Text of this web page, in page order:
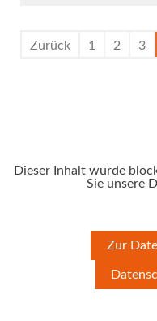
Zurück 1 2 3
Dieser Inhalt wurde
Sie unsere
Zur